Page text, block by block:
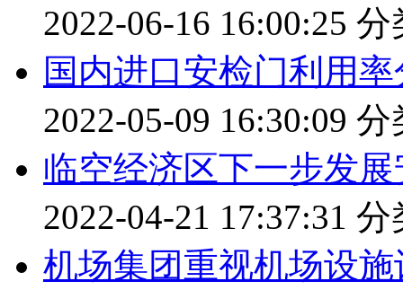
2022-06-16 16:00:25 分
国内进口安检门利用
2022-05-09 16:30:09 分
临空经济区下一步发
2022-04-21 17:37:31 分
机场集团重视机场设